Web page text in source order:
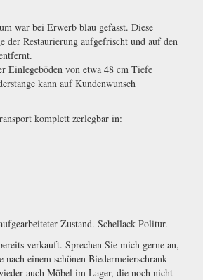
war bei Erwerb blau gefasst. Diese
der Restaurierung aufgefrischt und auf den
Einlegeböden von etwa 48 cm Tiefe
kann auf Kundenwunsch
komplett zerlegbar in:
Zustand. Schellack Politur.
verkauft. Sprechen Sie mich gerne an,
nach einem schönen Biedermeierschrank
auch Möbel im Lager, die noch nicht